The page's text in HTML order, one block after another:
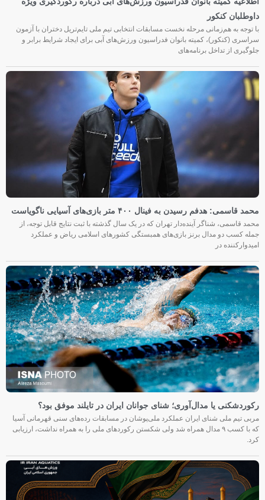
داوطلبان کنکور
با توجه به هم‌زمانی مرحله نخست مسابقات انتخابی تیم ملی تایم‌تریل دختران با آزمون
سراسری (کنکور)، کمیته بانوان فدراسیون ورزش‌های آبی برای ایجاد شرایط برابر و
جلوگیری از تداخل برنامه‌های
محمد قاسمی: هدفم رسیدن به فینال ۴۰۰ متر بازی‌های آسیایی ناگویاست
محمد قاسمی، شناگر آینده‌دار تهران که در یک سال گذشته با ثبت نتایج قابل توجه، از
جمله کسب دو مدال برنز بازی‌های همبستگی کشورهای اسلامی ریاض و عملکرد
امیدوارکننده در
رکوردشکنی یا مدال‌آوری؛ شنای جوانان ایران در تایلند موفق بود؟
مربی تیم ملی شنای ایران عملکرد ملی‌پوشان در مسابقات رده‌های سنی قهرمانی آسیا
که با کسب ۹ مدال همراه شد ولی شکستن رکوردهای ملی را به همراه نداشت، ارزیابی
کرد.